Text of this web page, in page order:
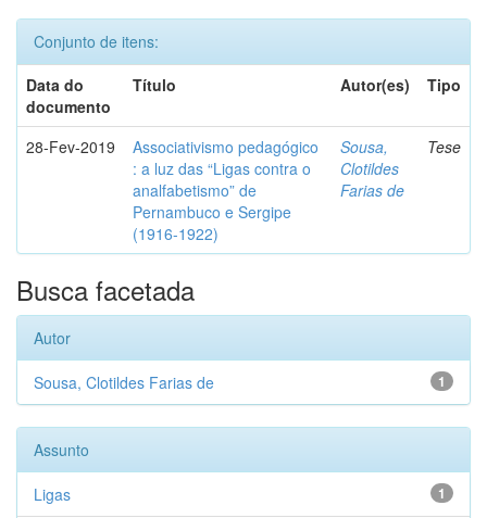
Conjunto de itens:
Data do
documento
Título Autor(es) Tipo
28-Fev-2019
Associativismo pedagógico
: a luz das “Ligas contra o
analfabetismo” de
Pernambuco e Sergipe
(1916-1922)
Sousa,
Clotildes
Farias de
Tese
Busca facetada
Autor
1
Sousa, Clotildes Farias de
Assunto
1
Ligas